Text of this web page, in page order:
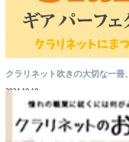
クラリネット吹きの大切な一
2024-10-18